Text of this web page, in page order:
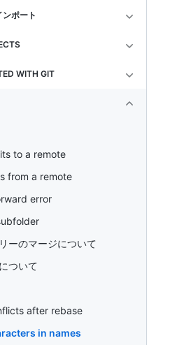
ポート
WITH GIT
to a remote
from a remote
error
ーのマージについて
ついて
after rebase
in names